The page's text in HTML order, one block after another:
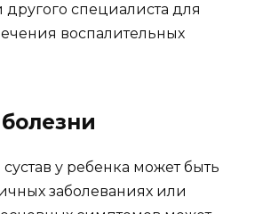
другого специалиста для
воспалительных
у ребенка может быть
заболеваниях или